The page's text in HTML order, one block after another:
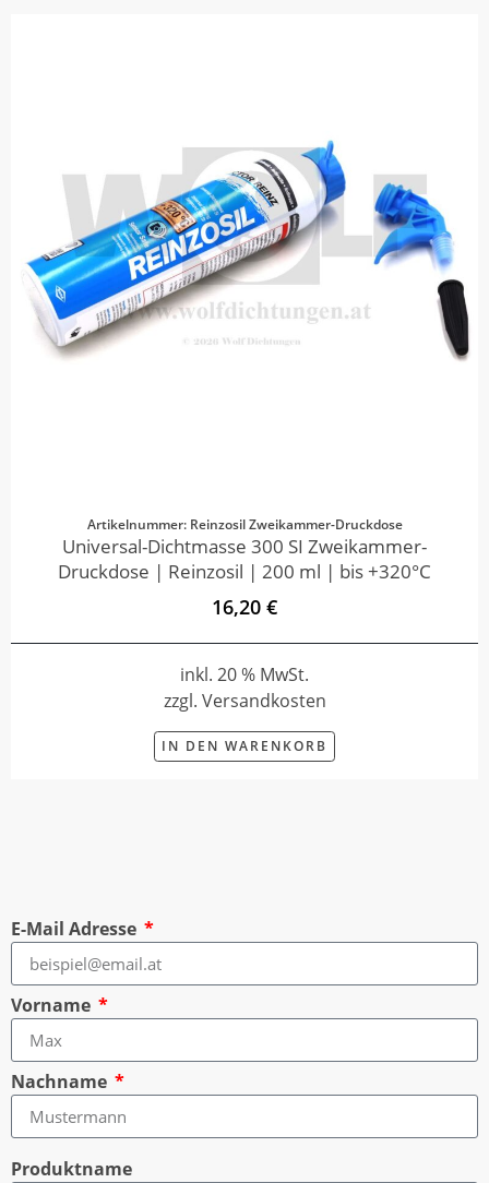
Artikelnummer: Reinzosil Zweikammer-Druckdose
Universal-Dichtmasse 300 SI Zweikammer-
Druckdose | Reinzosil | 200 ml | bis +320°C
16,20 €
inkl. 20 % MwSt.
zzgl. Versandkosten
IN DEN WARENKORB
E-Mail Adresse
Vorname
Nachname
Produktname